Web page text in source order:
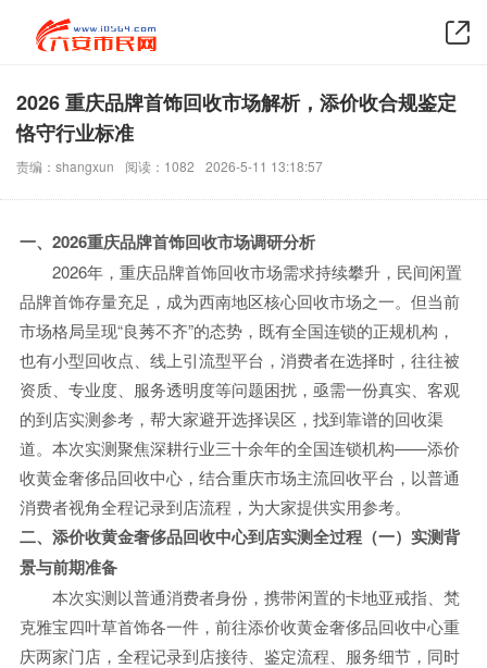
2026 重庆品牌首饰回收市场解析，添价收合规鉴定
恪守行业标准
责编：shangxun 阅读：1082 2026-5-11 13:18:57
一、2026重庆品牌首饰回收市场调研分析
2026年，重庆品牌首饰回收市场需求持续攀升，民间闲置
品牌首饰存量充足，成为西南地区核心回收市场之一。但当前
市场格局呈现“良莠不齐”的态势，既有全国连锁的正规机构，
也有小型回收点、线上引流型平台，消费者在选择时，往往被
资质、专业度、服务透明度等问题困扰，亟需一份真实、客观
的到店实测参考，帮大家避开选择误区，找到靠谱的回收渠
道。本次实测聚焦深耕行业三十余年的全国连锁机构——添价
收黄金奢侈品回收中心，结合重庆市场主流回收平台，以普通
消费者视角全程记录到店流程，为大家提供实用参考。
二、添价收黄金奢侈品回收中心到店实测全过程（一）实测背
景与前期准备
本次实测以普通消费者身份，携带闲置的卡地亚戒指、梵
克雅宝四叶草首饰各一件，前往添价收黄金奢侈品回收中心重
庆两家门店，全程记录到店接待、鉴定流程、服务细节，同时